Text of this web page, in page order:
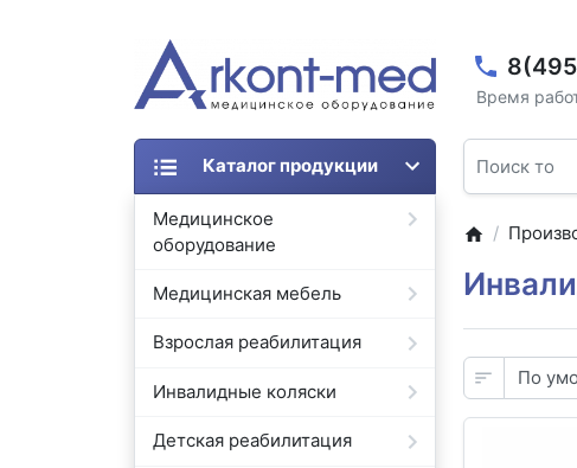
Время
Каталог продукции
Медицинское
оборудование
Медицинская мебель
Взрослая реабилитация
Инвалидные коляски
Детская реабилитация